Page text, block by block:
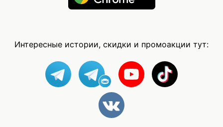
Интересные истории, скидки и промоакции тут: